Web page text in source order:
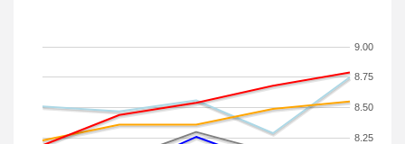
8.25
8.50
8.75
9.00